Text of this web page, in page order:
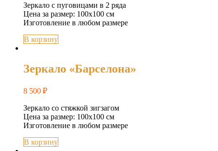
Зеркало с пуговицами в 2 ряда
Цена за размер: 100х100 см
Изготовление в любом размере
В корзину
Зеркало «Барселона»
8 500 ₽
Зеркало со стяжкой зигзагом
Цена за размер: 100х100 см
Изготовление в любом размере
В корзину